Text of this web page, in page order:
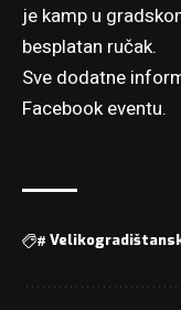
je kamp u
besplatan ručak.
Sve dodatne
Facebook eventu.
#